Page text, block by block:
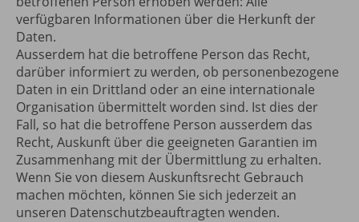
verfügbaren Informationen über die Herkunft der
Daten.
Ausserdem hat die betroffene Person das Recht,
darüber informiert zu werden, ob personenbezogene
Daten in ein Drittland oder an eine internationale
Organisation übermittelt worden sind. Ist dies der
Fall, so hat die betroffene Person ausserdem das
Recht, Auskunft über die geeigneten Garantien im
Zusammenhang mit der Übermittlung zu erhalten.
Wenn Sie von diesem Auskunftsrecht Gebrauch
machen möchten, können Sie sich jederzeit an
unseren Datenschutzbeauftragten wenden.